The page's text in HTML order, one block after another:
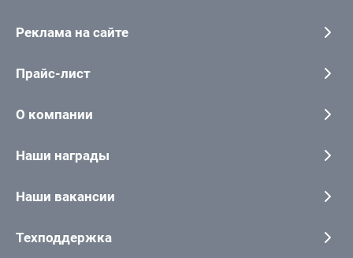
Реклама на сайте
Прайс-лист
О компании
Наши награды
Наши вакансии
Техподдержка